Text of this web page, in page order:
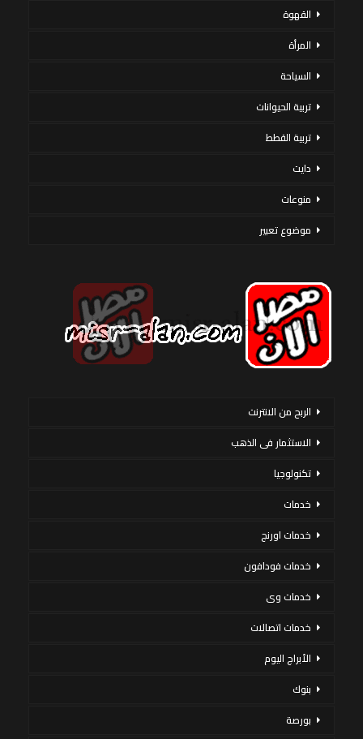
القهوة
المرأة
السياحة
تربية الحيوانات
تربية القطط
دايت
منوعات
موضوع تعبير
الربح من الانترنت
الاستثمار فى الذهب
تكنولوجيا
خدمات
خدمات اورنج
خدمات فودافون
خدمات وى
خدمات اتصالات
الأبراج اليوم
بنوك
بورصة